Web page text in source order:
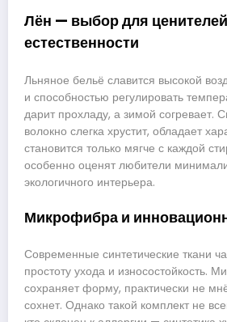
Лён — выбор для ценителей
естественности
Льняное бельё славится высокой
и способностью регулировать
дарит прохладу, а зимой согревает.
волокно слегка хрустит, обладает
становится только мягче с каждой
особенно оценят любители
экологичного интерьера.
Микрофибра и
Современные синтетические ткани
простоту ухода и износостойкость.
сохраняет форму, практически не
сохнет. Однако такой комплект не